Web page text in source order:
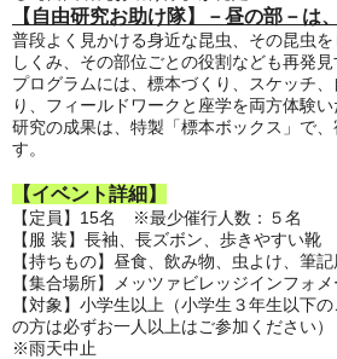
【自由研究お助け隊】－昼の部－は
普段よく見かける身近な昆虫、その昆虫
しくみ、その部位ごとの役割なども再発見
プログラムには、標本づくり、スケッチ
り、フィールドワークと座学を両方体験い
研究の成果は、特製「標本ボックス」で
す。
【イベント詳細】
【定員】15名 ※最少催行人数：５名
【服 装】長袖、長ズボン、歩きやすい靴
【持ちもの】昼食、飲み物、虫よけ、筆
【集合場所】メッツァビレッジインフォ
【対象】小学生以上
（小学生３年生以下
の方は必ずお一人以上はご参加ください）
※雨天中止